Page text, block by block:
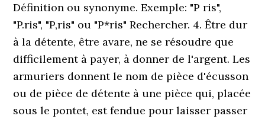
Définition ou synonyme. Exemple: "P ris",
"P.ris", "P,ris" ou "P*ris" Rechercher. 4. Être dur
à la détente, être avare, ne se résoudre que
difficilement à payer, à donner de l'argent. Les
armuriers donnent le nom de pièce d'écusson
ou de pièce de détente à une pièce qui, placée
sous le pontet, est fendue pour laisser passer